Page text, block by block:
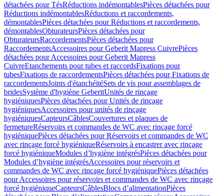
détachées pour TésRéductions indémontablesPièces détachées pour
Réductions indémontablesRéductions et raccordements,
démontablesPièces détachées pour Réductions et raccordements,
démontablesObturateursPièces détachées pour
ObturateursRaccordementsPièces détachées pour
RaccordementsAccessoires pour Geberit Mapress CuivrePièces
détachées pour Accessoires pour Geberit Mapress
CuivreEtanchements pour tubes et raccordsFixations pour
tubesFixations de raccordementsPièces détachées pour Fixations de
raccordementsJoints d'étanchéitéSets de vis pour assemblages de
bridesSystème d'hygiène GeberitUnités de rinçage
hygiéniquesPièces détachées pour Unités de rinçage
hygiéniquesAccessoires pour unités de rinçage
hygiéniquesCapteursCâblesCouvertures et plaques de
fermetureRéservoirs et commandes de WC avec rinçage forcé
hygiéniquePièces détachées pour Réservoirs et commandes de WC
avec rinçage forcé hygiéniqueRéservoirs à encastrer avec rinçage
forcé hygiéniqueModules d’hygiène intégrésPièces détachées pour
Modules d’hygiène intégrésAccessoires pour réservoirs et
commandes de WC avec rinçage forcé hygiéniquePièces détachées
pour Accessoires pour réservoirs et commandes de WC avec rinçage
forcé hygiéniqueCapteursCâblesBlocs d’alimentationPièces